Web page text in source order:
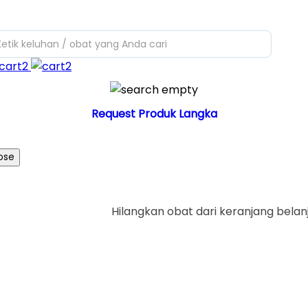
keluhan / obat yang Anda cari
Request Produk Langka
Hilangkan obat dari keranjang